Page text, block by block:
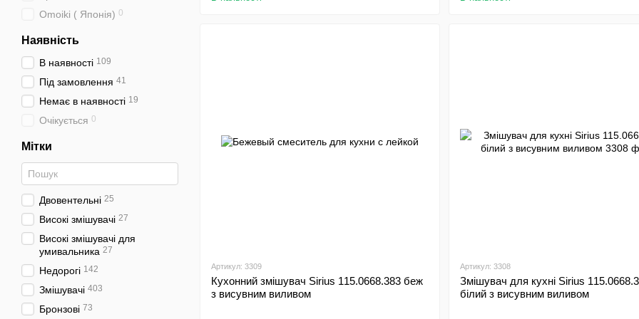
Артикул: 3309
Кухонний змішувач Sirius 115.0668.383 беж
з висувним виливом
Артикул: 3308
Змішувач для кухні Sirius
білий з висувним виливом
Omoiki ( Японія) 0
Наявність
В наявності 109
Під замовлення 41
Немає в наявності 19
Очікується 0
Мітки
Двовентельні 25
Високі змішувачі 27
Високі змішувачі для
умивальника 27
Недорогі 142
Змішувачі 403
Бронзові 73